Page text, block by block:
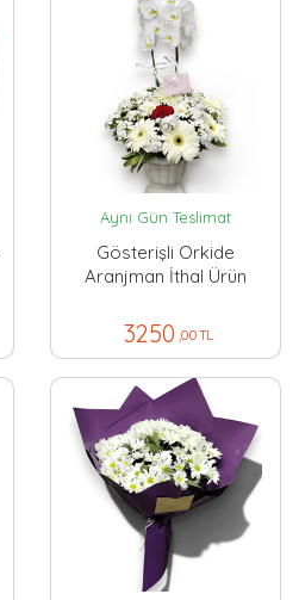
Aynı Gün Teslimat
Gösterişli Orkide
Aranjman İthal Ürün
3250 ,00 TL